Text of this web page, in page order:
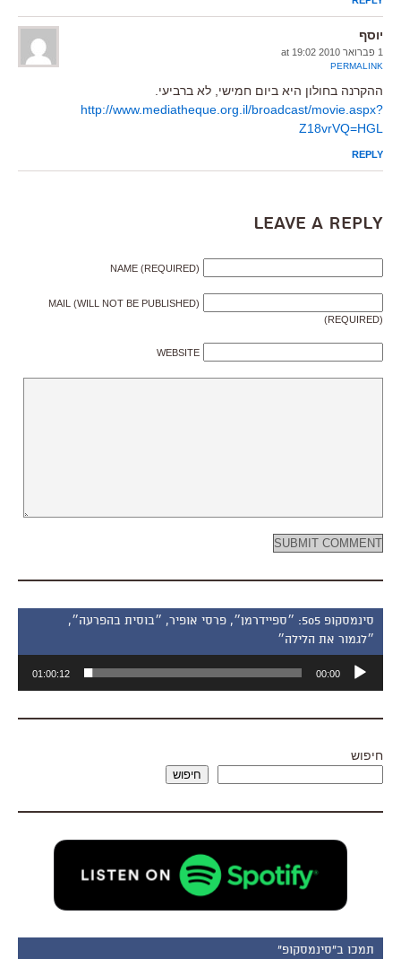
יוסף
1 פברואר 2010 at 19:02
PERMALINK
ההקרנה בחולון היא ביום חמישי, לא ברביעי.
http://www.mediatheque.org.il/broadcast/movie.aspx?
Z18vrVQ=HGL
REPLY
Leave a Reply
NAME (REQUIRED)
MAIL (WILL NOT BE PUBLISHED)
(REQUIRED)
WEBSITE
סינמסקופ 505: ״ספיידרמן״, פרסי אופיר, ״בוסית בהפרעה״,
״לגמור את הלילה״
אודיו
00:00
01:00:12
חיפוש
חיפוש
תמכו ב"סינמסקופ"